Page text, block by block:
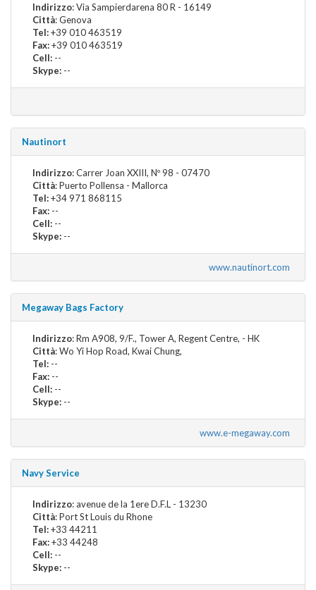
Indirizzo: Via Sampierdarena 80 R - 16149
Città: Genova
Tel:+39 010 463519
Fax:+39 010 463519
Cell: --
Skype: --
Nautinort
Indirizzo: Carrer Joan XXIII, Nº 98 - 07470
Città: Puerto Pollensa - Mallorca
Tel:+34 971 868115
Fax: --
Cell: --
Skype: --
www.nautinort.com
Megaway Bags Factory
Indirizzo: Rm A908, 9/F., Tower A, Regent Centre, - HK
Città: Wo Yi Hop Road, Kwai Chung,
Tel: --
Fax: --
Cell: --
Skype: --
www.e-megaway.com
Navy Service
Indirizzo: avenue de la 1ere D.F.L - 13230
Città: Port St Louis du Rhone
Tel:+33 44211
Fax:+33 44248
Cell: --
Skype: --